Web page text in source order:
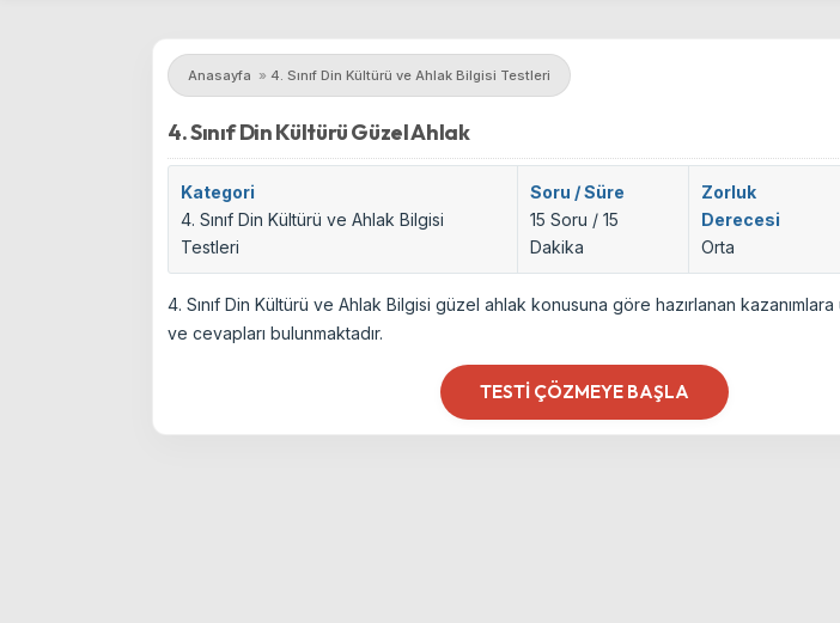
Anasayfa » 4. Sınıf Din Kültürü ve Ahlak Bilgisi Testleri
4. Sınıf Din Kültürü Güzel Ahlak
Kategori
4. Sınıf Din Kültürü ve Ahlak Bilgisi
Testleri
Soru / Süre
15 Soru / 15
Dakika
Zorluk
Derecesi
Orta
4. Sınıf Din Kültürü ve Ahlak Bilgisi güzel ahlak konusuna göre hazırlanan
ve cevapları bulunmaktadır.
TESTI ÇÖZMEYE BAŞLA